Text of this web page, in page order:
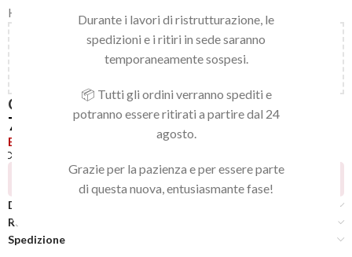
Durante i lavori di ristrutturazione, le
spedizioni e i ritiri in sede saranno
temporaneamente sospesi.
📦 Tutti gli ordini verranno spediti e
potranno essere ritirati a partire dal 24
agosto.
Grazie per la pazienza e per essere parte
di questa nuova, entusiasmante fase!
Home LINEA NAILS / GEL POLISH GEL POLISH
150,00€al carrello e ottieni la spedizione
GEL POLISH 032
7,92
Esaurito
Persone che guardano questo prodotto ora!
Descrizione
Recensioni (0)
Spedizione